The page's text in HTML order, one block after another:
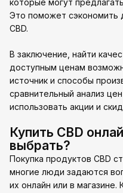
Это поможет сэкономить
CBD.
В заключение, найти
доступным ценам
источник и способы
сравнительный анализ
использовать акции и
Купить CBD
выбрать?
Покупка продуктов CBD
многие люди задаются
их онлайн или в